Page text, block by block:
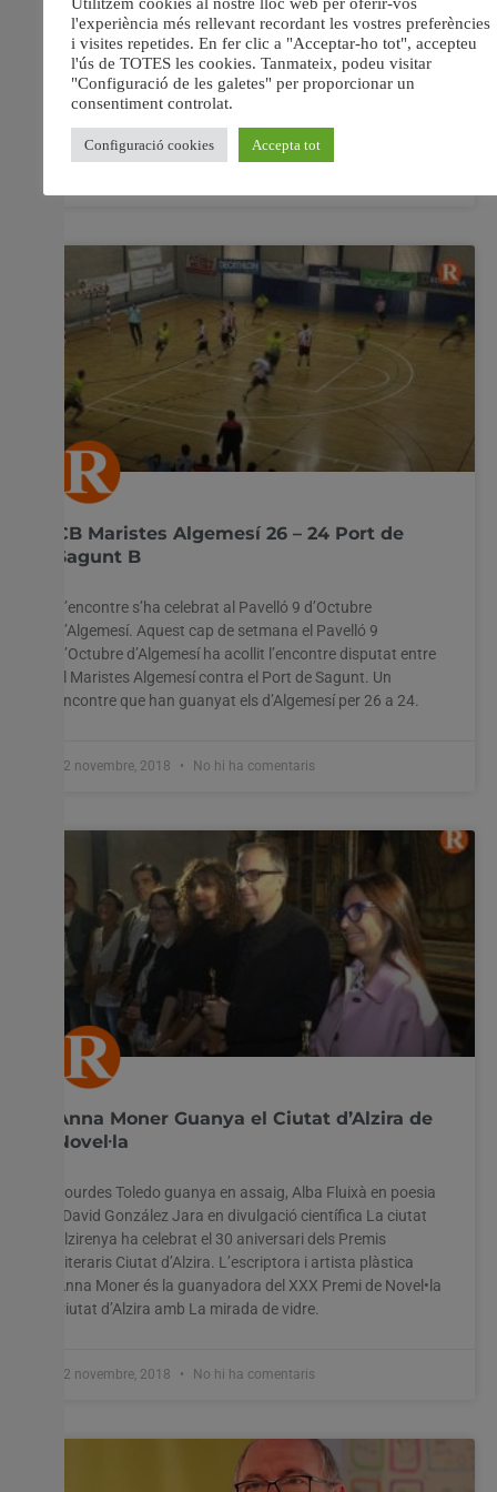
representant de la ciutat de Carlet La carletina Lara
Ocheda ha complit un dels seus somnis, ser exaltada
com a Fallera Major de Carlet. A l’acte d’exaltació,
celebrat al Teatre Giner de Carlet, van poder assistir
fallers i falleres
CB Maristes Algemesí 26 – 24 Port de
Sagunt B
L’encontre s’ha celebrat al Pavelló 9 d’Octubre
d’Algemesí. Aquest cap de setmana el Pavelló 9
d’Octubre d’Algemesí ha acollit l’encontre disputat entre
el Maristes Algemesí contra el Port de Sagunt. Un
encontre que han guanyat els d’Algemesí per 26 a 24.
12 novembre, 2018 No hi ha comentaris
Anna Moner Guanya el Ciutat d’Alzira de
Novel·la
Lourdes Toledo guanya en assaig, Alba Fluixà en poesia
i David González Jara en divulgació científica La ciutat
alzirenya ha celebrat el 30 aniversari dels Premis
Literaris Ciutat d’Alzira. L’escriptora i artista plàstica
Anna Moner és la guanyadora del XXX Premi de Novel•la
Ciutat d’Alzira amb La mirada de vidre.
12 novembre, 2018 No hi ha comentaris